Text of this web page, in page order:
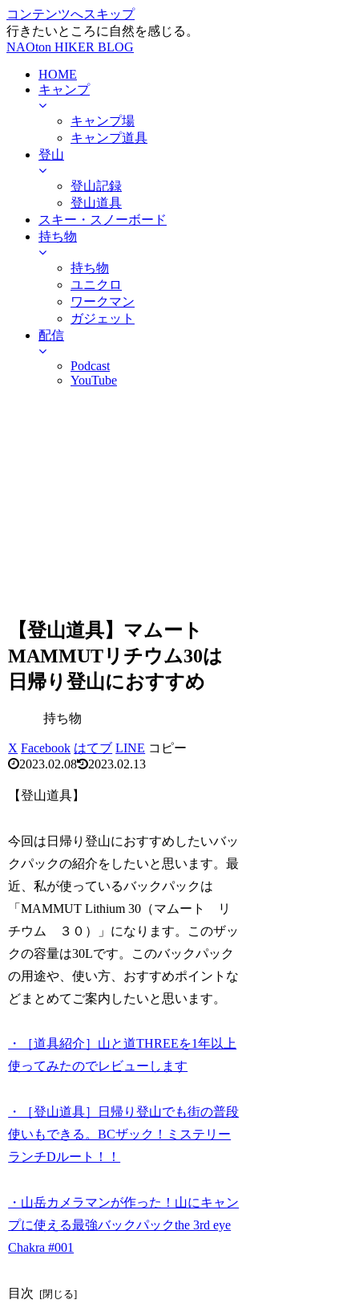
コンテンツへスキップ
行きたいところに自然を感じる。
NAOton HIKER BLOG
HOME
キャンプ
キャンプ場
キャンプ道具
登山
登山記録
登山道具
スキー・スノーボード
持ち物
持ち物
ユニクロ
ワークマン
ガジェット
配信
Podcast
YouTube
【登山道具】マムート
MAMMUTリチウム30は
日帰り登山におすすめ
持ち物
X Facebook はてブ LINE コピー
2023.02.08
2023.02.13
【登山道具】
今回は日帰り登山におすすめしたいバッ
クパックの紹介をしたいと思います。最
近、私が使っているバックパックは
「MAMMUT Lithium 30（マムート リ
チウム ３０）」になります。このザッ
クの容量は30Lです。このバックパック
の用途や、使い方、おすすめポイントな
どまとめてご案内したいと思います。
・［道具紹介］山と道THREEを1年以上
使ってみたのでレビューします
・［登山道具］日帰り登山でも街の普段
使いもできる。BCザック！ミステリー
ランチDルート！！
・山岳カメラマンが作った！山にキャン
プに使える最強バックパックthe 3rd eye
Chakra #001
目次